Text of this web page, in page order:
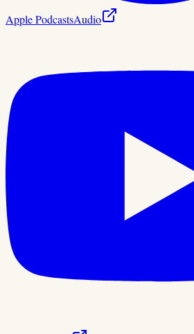
Apple PodcastsAudio